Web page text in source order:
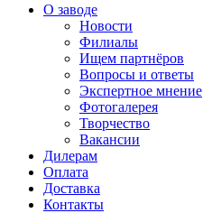
О заводе
Новости
Филиалы
Ищем партнёров
Вопросы и ответы
Экспертное мнение
Фотогалерея
Творчество
Вакансии
Дилерам
Оплата
Доставка
Контакты